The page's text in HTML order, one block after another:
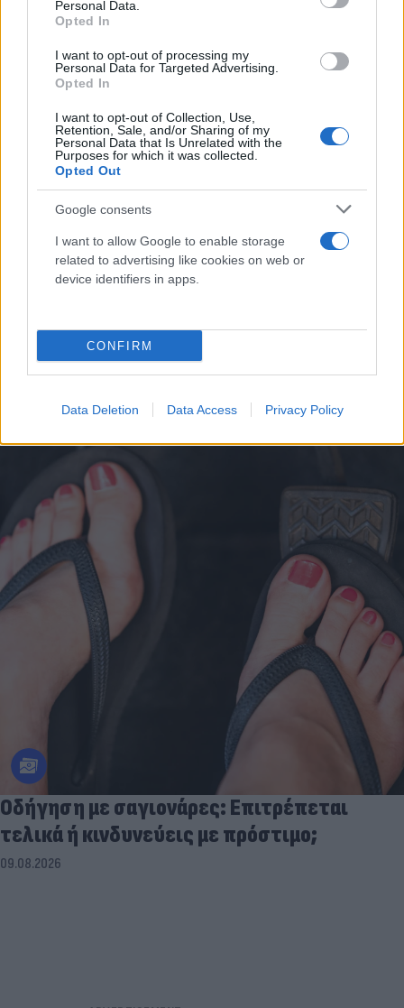
Personal Data.
Opted In
I want to opt-out of processing my
Personal Data for Targeted Advertising.
Opted In
I want to opt-out of Collection, Use,
Retention, Sale, and/or Sharing of my
Personal Data that Is Unrelated with the
Purposes for which it was collected.
Opted Out
Google consents
I want to allow Google to enable storage
related to advertising like cookies on web or
device identifiers in apps.
CONFIRM
Data Deletion Data Access Privacy Policy
FLASH FOCUS
Οδήγηση με σαγιονάρες: Επιτρέπεται
τελικά ή κινδυνεύεις με πρόστιμο;
09.08.2026